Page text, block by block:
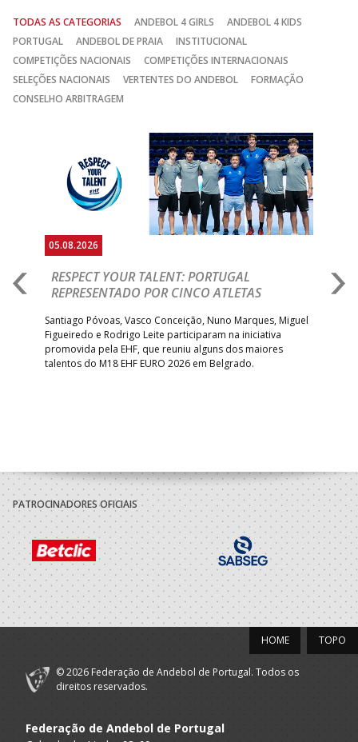
TODAS AS CATEGORIAS ANDEBOL 4 GIRLS
ANDEBOL 4 KIDS
PORTUGAL
ANDEBOL DE PRAIA
INSTITUCIONAL
COMPETIÇÕES NACIONAIS
COMPETIÇÕES INTERNACIONAIS
SELEÇÕES NACIONAIS
VERTENTES DO ANDEBOL
FORMAÇÃO
CONSELHO ARBITRAGEM
05.08.2026
RESPECT YOUR TALENT: PORTUGAL
REPRESENTADO POR CINCO ATLETAS
Santiago Póvoas, Vasco Conceição, Nuno Marques, Miguel
Figueiredo e Rodrigo Leite participaram na iniciativa
promovida pela EHF, que reuniu alguns dos maiores
talentos do M18 EHF EURO 2026 em Belgrado.
PATROCINADORES OFICIAIS
TOPO
HOME
© 2026 Federação de Andebol de Portugal. Todos os
direitos reservados.
Federação de Andebol de Portugal